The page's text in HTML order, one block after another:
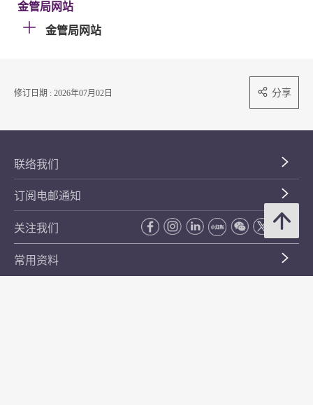
金管局网站
金管局网站
修订日期 : 2026年07月02日 分享
联络我们
订阅电邮通知
关注我们
常用资料